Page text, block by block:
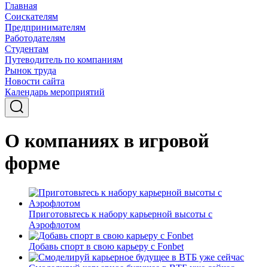
Главная
Соискателям
Предпринимателям
Работодателям
Студентам
Путеводитель по компаниям
Рынок труда
Новости сайта
Календарь мероприятий
О компаниях в игровой
форме
Приготовьтесь к набору карьерной высоты с
Аэрофлотом
Добавь спорт в свою карьеру с Fonbet